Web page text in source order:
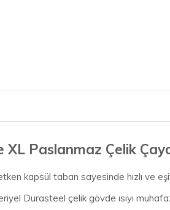
Paslanmaz Çelik
kapsül taban sayesinde hızlı ve eşit
Durasteel çelik gövde ısıyı